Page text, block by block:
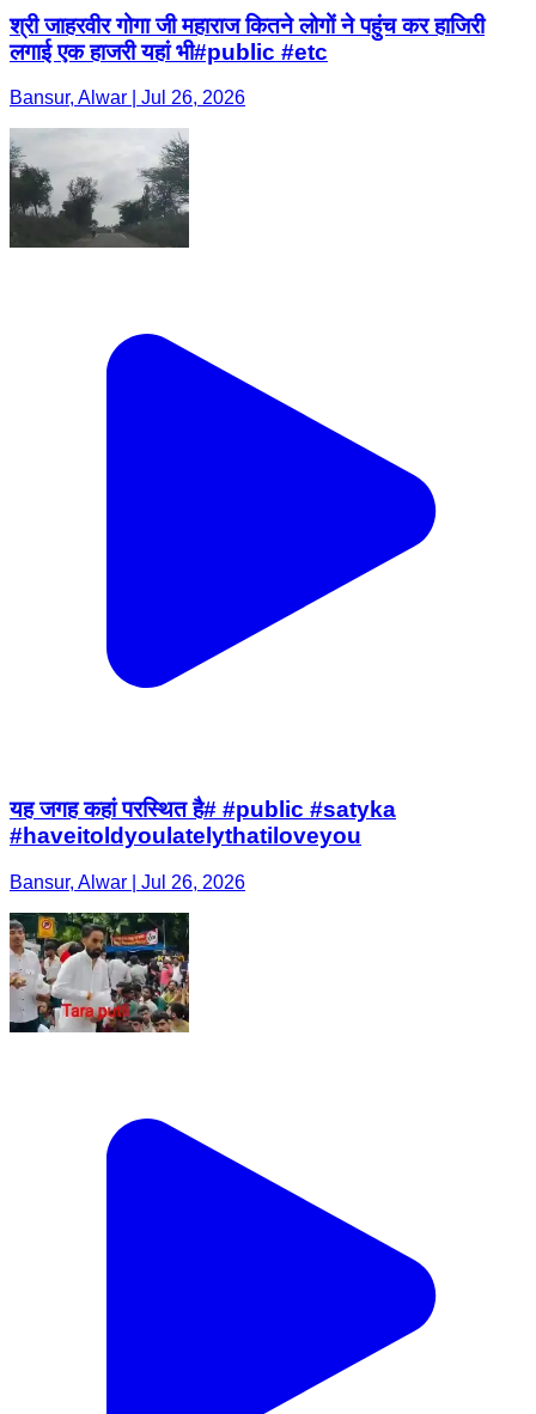
श्री जाहरवीर गोगा जी महाराज कितने लोगों ने पहुंच कर हाजिरी
लगाई एक हाजरी यहां भी#public #etc
Bansur, Alwar | Jul 26, 2026
यह जगह कहां परस्थित है# #public #satyka
#haveitoldyoulatelythatiloveyou
Bansur, Alwar | Jul 26, 2026